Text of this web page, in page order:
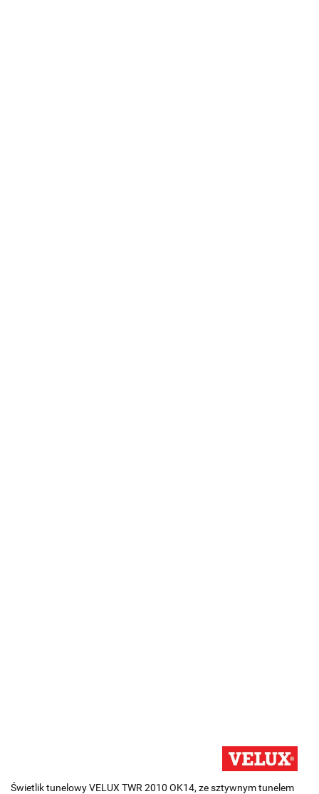
Świetlik tunelowy VELUX TWR 2010 OK14, ze sztywnym tunelem